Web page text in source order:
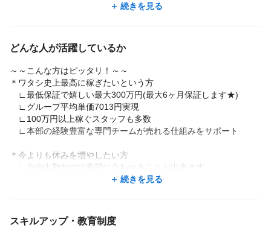
✓集客サイトのAWARD受賞サロン♪
＼雇用条件には絶対的な自信あり！／
✓驚異的な高歩合【フリー55％ 指名60％ 面貸し最大85％※売
り上げによって変動】でやる気を後押し！
※口コミ手当・指名料・勤続年数割増・交通費全額支給等もあ
り◎※規定あり
◆3位：自由な働き方
✓休みも保障制度も自由に選べるのでプライベートも大事にでき
＿＿＿＿＿＿＿＿＿＿＿＿＿＿＿＿＿＿＿＿＿＿
「集客」「仲間」「経営」と3つの経験豊富な専門のチームがしっ
そこが綺麗ごと抜きに他とは決定的に違うところだと思います。
仲間の為にお店がいる、そこにお客様がたくさん来てくれてい
る、だからより仲間が輝く、お客様も幸せになれる、その幸せが
スタッフの夢を叶えると思っております。
なのでお客様はその次2番目なのです!
決してお客様をないがしろにしているわけではなく、お客様の人
生を変えてしまう超重要な仕事だと思います。
だからこそ仲間が幸せでなければならないとAshantiは考えていま
す。
そんな環境だからこそ、スタッフ間はとても良好です。
自信をもって言える最高の仲間たちです。
是非一度サロン見学にご来店してみてはいかがでしょうか。
非日常的な贅沢極上空間♪
続きを見る
どんな人が活躍しているか
～～こんな方はピッタリ！～～
＊ワタシ史上最高に稼ぎたいという方
∟最低保証で嬉しい最大300万円(最大6ヶ月保証します★)
∟グループ平均単価7013円実現
∟100万円以上稼ぐスタッフも多数
∟本部の経験豊富な専門チームが売れる仕組みをサポート
＊今よりも休みを増やしたい方
∟自由出勤なので希望に合わせることが出来ます
∟シフト制で月によって働き方を変えられる仕組みです
＊施術に集中したい、ビラ配りはしたくないという方
続きを見る
スキルアップ・教育制度